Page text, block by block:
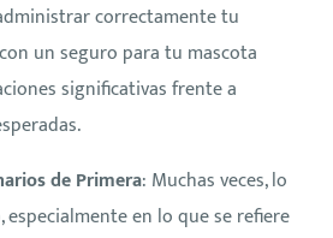
correctamente tu
un seguro para tu mascota
significativas frente a
de Primera: Muchas veces, lo
especialmente en lo que se refiere